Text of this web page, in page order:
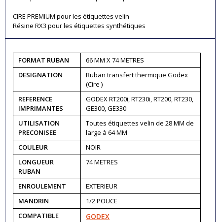
CIRE PREMIUM pour les étiquettes velin
Résine RX3 pour les étiquettes synthétiques
FORMAT RUBAN
66 MM X 74 METRES
DESIGNATION
Ruban transfert thermique Godex
(Cire )
REFERENCE
IMPRIMANTES
GODEX RT200i, RT230i, RT200, RT230,
GE300, GE330
UTILISATION
PRECONISEE
Toutes étiquettes velin de 28 MM de
large à 64 MM
COULEUR
NOIR
LONGUEUR
RUBAN
74 METRES
ENROULEMENT
EXTERIEUR
MANDRIN
1/2 POUCE
COMPATIBLE
GODEX